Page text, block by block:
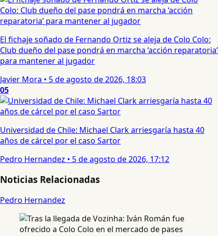
El fichaje soñado de Fernando Ortiz se aleja de Colo Colo:
Club dueño del pase pondrá en marcha ‘acción reparatoria’
para mantener al jugador
Javier Mora • 5 de agosto de 2026, 18:03
05
Universidad de Chile: Michael Clark arriesgaría hasta 40
años de cárcel por el caso Sartor
Pedro Hernandez • 5 de agosto de 2026, 17:12
Noticias Relacionadas
Pedro Hernandez